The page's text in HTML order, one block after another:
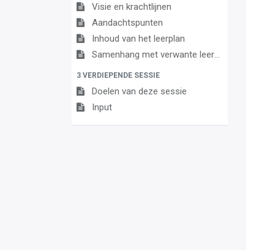
Visie en krachtlijnen
Aandachtspunten
Inhoud van het leerplan
Samenhang met verwante leerplannen
3 VERDIEPENDE SESSIE
Doelen van deze sessie
Input